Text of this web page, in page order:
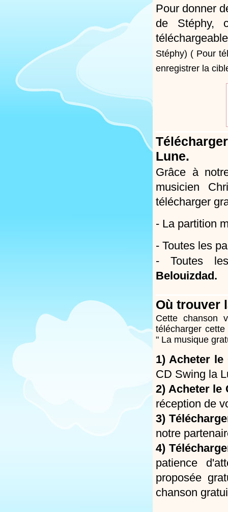
Pour donner
de Stéphy,
Stéphy) ( Pour
enregistrer la
Lune.
Grâce à
musicien
télécharger
- La partition
- Toutes les
- Toutes
Belouizdad.
Où trouver
Cette chanson
télécharger
" La musique
1) Acheter le
CD Swing la
2) Acheter le
réception de
3)
notre
4)
patience
proposée
chanson